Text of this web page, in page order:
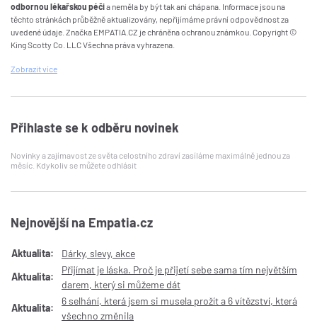
odbornou lékařskou péčia neměla by být tak ani chápana. Informace jsou na
těchto stránkách průběžně aktualizovány, nepřijímáme právní odpovědnost za
uvedené údaje. Značka EMPATIA.CZ je chráněna ochranou známkou. Copyright ©
King Scotty Co. LLC Všechna práva vyhrazena.
Zobrazitvíce
Přihlaste se k odběru novinek
Novinky a zajímavost ze světa celostního zdraví zasíláme maximálně jednou za
měsíc. Kdykoliv se můžete odhlásit
Nejnovější na Empatia.cz
Aktualita:
Dárky, slevy, akce
Aktualita:
Přijímat je láska. Proč je přijetí sebe sama tím největším
darem, který si můžeme dát
Aktualita:
6 selhání, která jsem si musela prožít a 6 vítězství, která
všechno změnila